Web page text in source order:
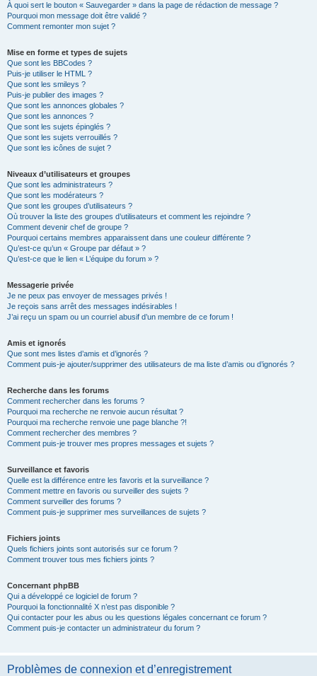
À quoi sert le bouton « Sauvegarder » dans la page de rédaction de message ?
Pourquoi mon message doit être validé ?
Comment remonter mon sujet ?
Mise en forme et types de sujets
Que sont les BBCodes ?
Puis-je utiliser le HTML ?
Que sont les smileys ?
Puis-je publier des images ?
Que sont les annonces globales ?
Que sont les annonces ?
Que sont les sujets épinglés ?
Que sont les sujets verrouillés ?
Que sont les icônes de sujet ?
Niveaux d’utilisateurs et groupes
Que sont les administrateurs ?
Que sont les modérateurs ?
Que sont les groupes d’utilisateurs ?
Où trouver la liste des groupes d’utilisateurs et comment les rejoindre ?
Comment devenir chef de groupe ?
Pourquoi certains membres apparaissent dans une couleur différente ?
Qu’est-ce qu’un « Groupe par défaut » ?
Qu’est-ce que le lien « L’équipe du forum » ?
Messagerie privée
Je ne peux pas envoyer de messages privés !
Je reçois sans arrêt des messages indésirables !
J’ai reçu un spam ou un courriel abusif d’un membre de ce forum !
Amis et ignorés
Que sont mes listes d’amis et d’ignorés ?
Comment puis-je ajouter/supprimer des utilisateurs de ma liste d’amis ou d’ignorés ?
Recherche dans les forums
Comment rechercher dans les forums ?
Pourquoi ma recherche ne renvoie aucun résultat ?
Pourquoi ma recherche renvoie une page blanche ?!
Comment rechercher des membres ?
Comment puis-je trouver mes propres messages et sujets ?
Surveillance et favoris
Quelle est la différence entre les favoris et la surveillance ?
Comment mettre en favoris ou surveiller des sujets ?
Comment surveiller des forums ?
Comment puis-je supprimer mes surveillances de sujets ?
Fichiers joints
Quels fichiers joints sont autorisés sur ce forum ?
Comment trouver tous mes fichiers joints ?
Concernant phpBB
Qui a développé ce logiciel de forum ?
Pourquoi la fonctionnalité X n’est pas disponible ?
Qui contacter pour les abus ou les questions légales concernant ce forum ?
Comment puis-je contacter un administrateur du forum ?
Problèmes de connexion et d’enregistrement